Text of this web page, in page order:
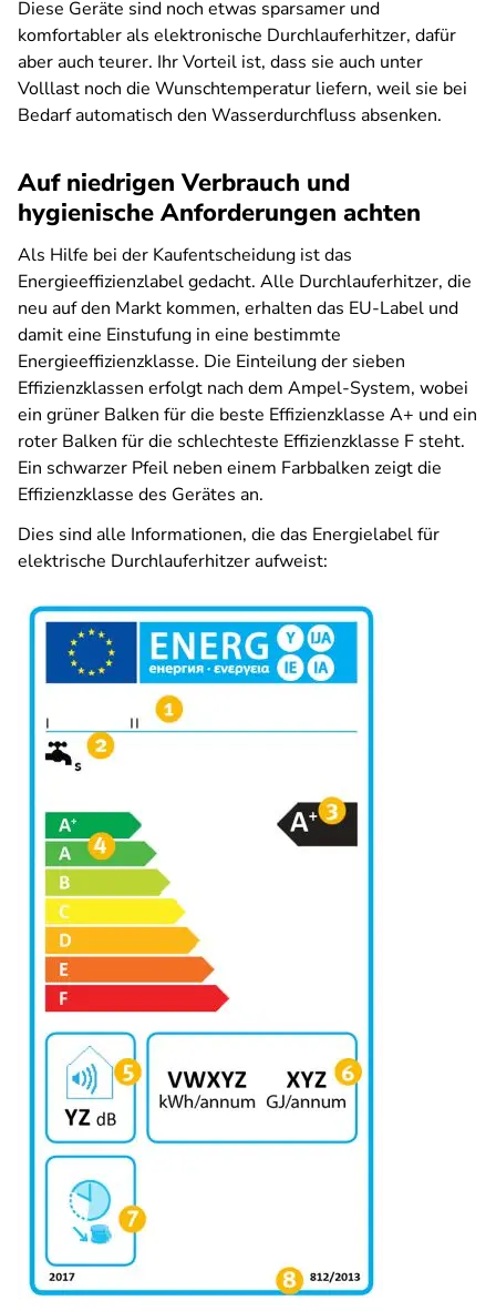
Diese Geräte sind noch etwas sparsamer und
komfortabler als elektronische Durchlauferhitzer, dafür
aber auch teurer. Ihr Vorteil ist, dass sie auch unter
Volllast noch die Wunschtemperatur liefern, weil sie bei
Bedarf automatisch den Wasserdurchfluss absenken.
Auf niedrigen Verbrauch und
hygienische Anforderungen achten
Als Hilfe bei der Kaufentscheidung ist das
Energieeffizienzlabel gedacht. Alle Durchlauferhitzer, die
neu auf den Markt kommen, erhalten das EU-Label und
damit eine Einstufung in eine bestimmte
Energieeffizienzklasse. Die Einteilung der sieben
Effizienzklassen erfolgt nach dem Ampel-System, wobei
ein grüner Balken für die beste Effizienzklasse A+ und ein
roter Balken für die schlechteste Effizienzklasse F steht.
Ein schwarzer Pfeil neben einem Farbbalken zeigt die
Effizienzklasse des Gerätes an.
Dies sind alle Informationen, die das Energielabel für
elektrische Durchlauferhitzer aufweist: